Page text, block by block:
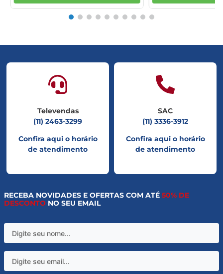
Televendas
(11) 2463-3299
Confira aqui o horário
de atendimento
SAC
(11) 3336-3912
Confira aqui o horário
de atendimento
RECEBA NOVIDADES E OFERTAS COM ATÉ 50% DE
DESCONTO NO SEU EMAIL